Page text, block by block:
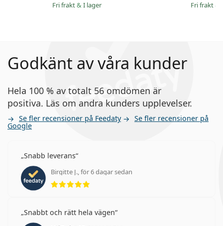
Fri frakt& I lager Fri frakt&
Godkänt av våra kunder
Hela 100 % av totalt 56 omdömen är
positiva. Läs om andra kunders upplevelser.
Se fler recensioner på Feedaty Se fler recensioner på
Google
Snabb leverans
Birgitte J., för 6 dagar sedan
Betyg 5 av 5
Snabbt och rätt hela vägen